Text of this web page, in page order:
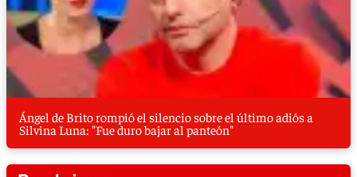
Ángel de Brito rompió el silencio sobre el último adiós a
Silvina Luna: "Fue duro bajar al panteón"